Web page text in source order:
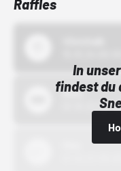
Raffles
In
findest du
Bstn
01.10.22